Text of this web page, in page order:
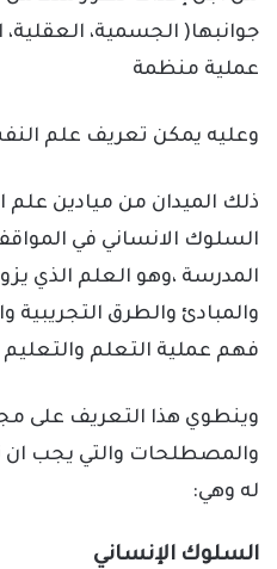
جوانبها( الجسمية، العقلية،
عملية منظمة
وعليه يمكن تعريف علم
ذلك الميدان من ميادين
السلوك الانساني في
المدرسة ،وهو العلم الذي
والمبادئ والطرق التجريبية
فهم عملية التعلم والتعليم
وينطوي هذا التعريف على
والمصطلحات والتي يجب ان
له وهي:
السلوك الإنساني